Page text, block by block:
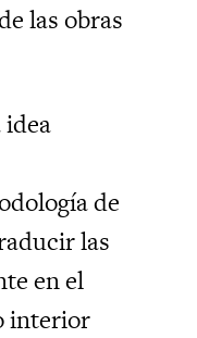
las obras
de
las
en el
interior